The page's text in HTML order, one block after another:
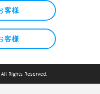
客様
客様
Rights Reserved.